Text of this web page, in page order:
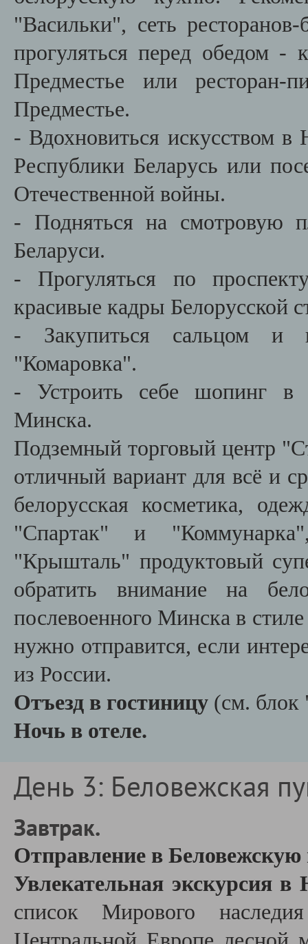
"Васильки", сеть
прогуляться перед обедом
Предместье или ресторан-
Предместье.
- Вдохновиться искусством в
Республики Беларусь или
Отечественной войны.
- Подняться на смотровую
Беларуси.
- Прогуляться по
красивые кадры Белорусской
- Закупиться сальцом и
"Комаровка".
- Устроить себе шопинг в
Минска.
Подземный торговый центр
отличный вариант для всё и
белорусская косметика,
"Спартак" и
"Крышталь" продуктовый
обратить внимание на
послевоенного Минска в
нужно отправится, если
из России.
Отъезд в гостиницу (см.
Ночь в отеле.
День 3: Беловежская
Завтрак.
Отправление в
Увлекательная экскурсия
список Мирового